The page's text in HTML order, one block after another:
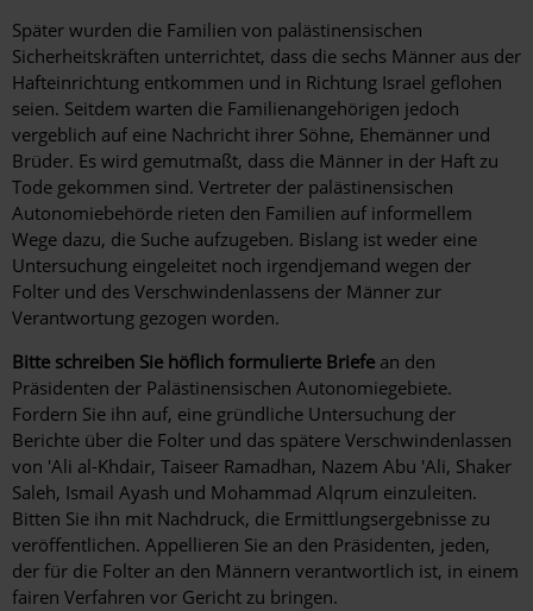
Später wurden die Familien von palästinensischen
Sicherheitskräften unterrichtet, dass die sechs Männer aus der
Hafteinrichtung entkommen und in Richtung Israel geflohen
seien. Seitdem warten die Familienangehörigen jedoch
vergeblich auf eine Nachricht ihrer Söhne, Ehemänner und
Brüder. Es wird gemutmaßt, dass die Männer in der Haft zu
Tode gekommen sind. Vertreter der palästinensischen
Autonomiebehörde rieten den Familien auf informellem
Wege dazu, die Suche aufzugeben. Bislang ist weder eine
Untersuchung eingeleitet noch irgendjemand wegen der
Folter und des Verschwindenlassens der Männer zur
Verantwortung gezogen worden.
Bitte schreiben Sie höflich formulierte Briefe an den
Präsidenten der Palästinensischen Autonomiegebiete.
Fordern Sie ihn auf, eine gründliche Untersuchung der
Berichte über die Folter und das spätere Verschwindenlassen
von 'Ali al-Khdair, Taiseer Ramadhan, Nazem Abu 'Ali, Shaker
Saleh, Ismail Ayash und Mohammad Alqrum einzuleiten.
Bitten Sie ihn mit Nachdruck, die Ermittlungsergebnisse zu
veröffentlichen. Appellieren Sie an den Präsidenten, jeden,
der für die Folter an den Männern verantwortlich ist, in einem
fairen Verfahren vor Gericht zu bringen.